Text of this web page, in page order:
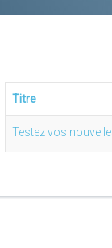
Titre
Testez vos